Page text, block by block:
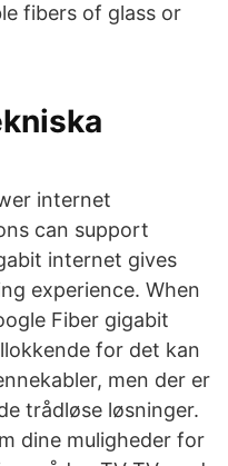
fibers of glass or
internet
can support
internet gives
experience. When
Fiber gigabit
for det kan
men der er
trådløse løsninger.
dine muligheder for